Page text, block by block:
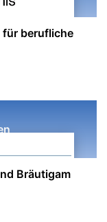
für berufliche
Bräutigam